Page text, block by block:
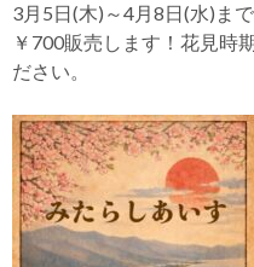
3月5日(木)～4月8日(水)ま
￥700販売します！花見時
ださい。